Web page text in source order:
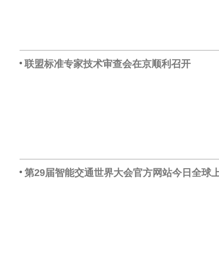
联盟标准专家技术审查会在京顺利召开
第29届智能交通世界大会官方网站今日全球